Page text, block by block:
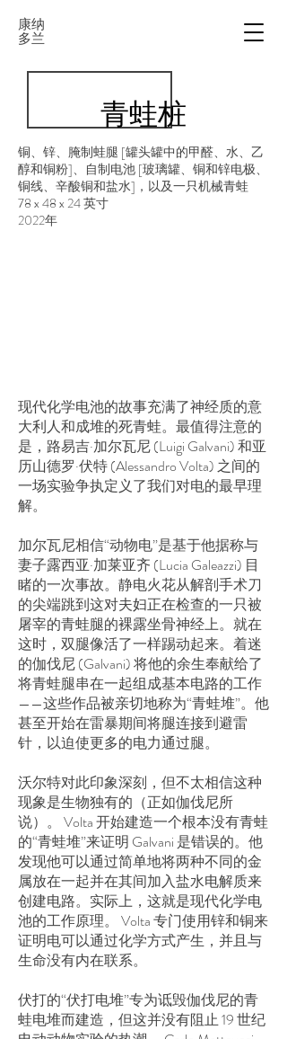
康纳
多兰
青蛙桩
铜、锌、腌制蛙腿 [罐头罐中的甲醛、水、乙
醇和铜粉]、自制电池 [玻璃罐、铜和锌电极、
铜线、辛酸铜和盐水]，以及一只机械青蛙
78 x 48 x 24 英寸
2022年
现代化学电池的故事充满了神经质的意
大利人和成堆的死青蛙。最值得注意的
是，路易吉·加尔瓦尼 (Luigi Galvani) 和亚
历山德罗·伏特 (Alessandro Volta) 之间的
一场实验争执定义了我们对电的最早理
解。
加尔瓦尼相信“动物电”是基于他据称与
妻子露西亚·加莱亚齐 (Lucia Galeazzi) 目
睹的一次事故。静电火花从解剖手术刀
的尖端跳到这对夫妇正在检查的一只被
屠宰的青蛙腿的裸露坐骨神经上。就在
这时，双腿像活了一样踢动起来。着迷
的伽伐尼 (Galvani) 将他的余生奉献给了
将青蛙腿串在一起组成基本电路的工作
——这些作品被亲切地称为“青蛙堆”。他
甚至开始在雷暴期间将腿连接到避雷
针，以迫使更多的电力通过腿。
沃尔特对此印象深刻，但不太相信这种
现象是生物独有的（正如伽伐尼所
说）。 Volta 开始建造一个根本没有青蛙
的“青蛙堆”来证明 Galvani 是错误的。他
发现他可以通过简单地将两种不同的金
属放在一起并在其间加入盐水电解质来
创建电路。实际上，这就是现代化学电
池的工作原理。 Volta 专门使用锌和铜来
证明电可以通过化学方式产生，并且与
生命没有内在联系。
伏打的“伏打电堆”专为诋毁伽伐尼的青
蛙电堆而建造，但这并没有阻止 19 世纪